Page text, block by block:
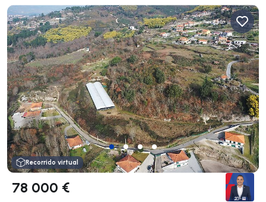
Recorrido virtual
78 000 €